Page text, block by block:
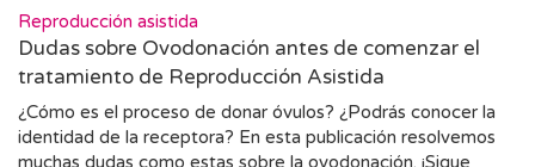
Reproducción asistida
Dudas sobre Ovodonación antes de comenzar el
tratamiento de Reproducción Asistida
¿Cómo es el proceso de donar óvulos? ¿Podrás conocer la
identidad de la receptora? En esta publicación resolvemos
muchas dudas como estas sobre la ovodonación. ¡Sigue